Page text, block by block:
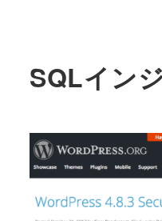
SQLイン